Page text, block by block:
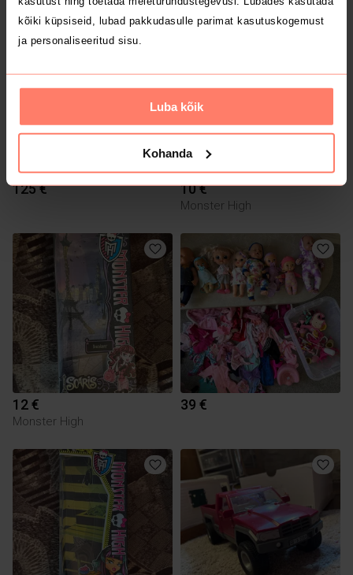
kõiki küpsiseid, lubad pakkudasulle parimat kasutuskogemust
ja personaliseeritud sisu.
Luba kõik
Kohanda
125 € 10 €
Monster High
12 €
Monster High
39 €